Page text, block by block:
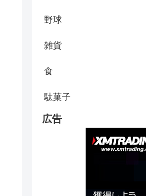
野球
雑貨
食
駄菓子
広告